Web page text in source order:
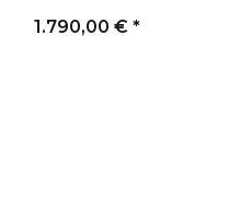
1.790,00 € *